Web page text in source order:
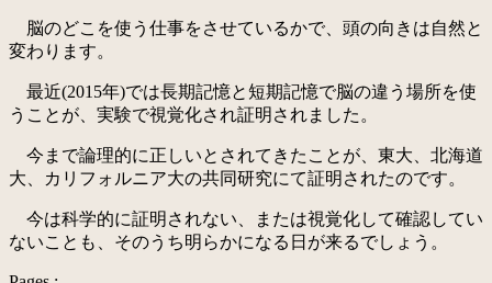
脳のどこを使う仕事をさせているかで、頭の向きは自然と
変わります。
最近(2015年)では長期記憶と短期記憶で脳の違う場所を使
うことが、実験で視覚化され証明されました。
今まで論理的に正しいとされてきたことが、東大、北海道
大、カリフォルニア大の共同研究にて証明されたのです。
今は科学的に証明されない、または視覚化して確認してい
ないことも、そのうち明らかになる日が来るでしょう。